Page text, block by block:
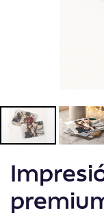
comienzo
galería